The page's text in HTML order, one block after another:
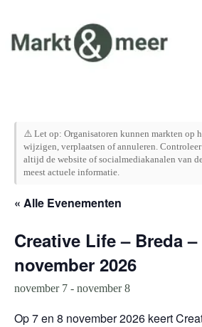
inhoud
⚠️ Let op: Organisatoren kunnen markten op
wijzigen, verplaatsen of annuleren.
altijd de website of socialmediakanalen van
meest actuele informatie.
« Alle Evenementen
Creative Life – Breda –
november 2026
november 7 - november 8
Op 7 en 8 november 2026 keert